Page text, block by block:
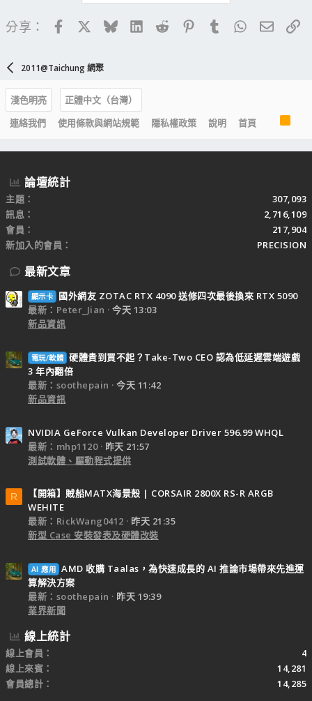
分享： FacebookBlueskyLinkedIn
Reddit PinterestTumblrWhatsApp
電子
2011@Taichung 網聚
淺色明亮
正體中文（台灣）
連絡我們
使用條款與網站規範 隱私權政策 說明 首頁
R
S
S
論壇統計
主題
307,093
訊息
2,716,109
會員
217,904
新加入的會員
PRECISION
最新文章
顯示卡
國外網友 ZOTAC RTX 4090 送修四次最後換來 RTX 5090
最新：Peter_Jian
今天 13:03
新品資訊
電玩/軟體 硬體貴到買不起？Take-Two CEO 認為低延遲雲端遊戲
3 年內翻倍
最新：soothepain
今天 11:42
新品資訊
NVIDIA GeForce Vulkan Developer Driver 596.99 WHQL
最新：mhp1120
昨天 21:57
測試軟體、驅動程式提供
R
【開箱】賊船MATX海景殼 | CORSAIR 2800X RS-R ARGB
WEHITE
最新：RickWang0412
昨天 21:35
新型 Case 安裝發表及硬體改裝
AI 應用 AMD 收購 Taalas，為快速成長的 AI 推論市場帶來先進運
算解決方案
最新：soothepain
昨天 19:39
業界新聞
線上統計
線上會員
4
線上來賓
14,281
會員總計
14,285